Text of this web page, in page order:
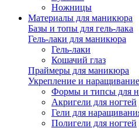
Ножницы
Материалы для маникюра
Базы и топы для гель-лака
Гель-лаки для маникюра
Гель-лаки
Кошачий глаз
Праймеры для маникюра
Укрепление и
Формы и типсы для
Акригели для ногтей
Гели для
Полигели для ногтей